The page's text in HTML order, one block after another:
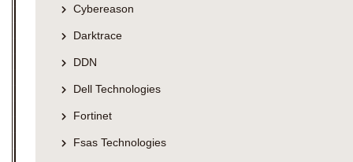
Cybereason
Darktrace
DDN
Dell Technologies
Fortinet
Fsas Technologies